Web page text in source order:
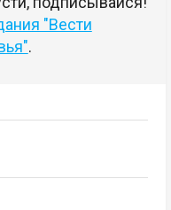
"Вести
.